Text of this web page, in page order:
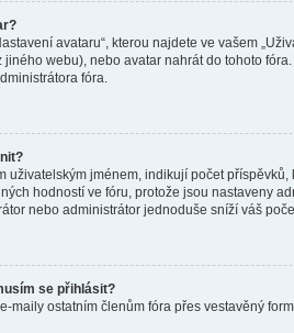
avataru“, kterou najdete ve vašem
webu), nebo avatar nahrát do tohoto
fóra.
uživatelským jménem, indikují počet
hodností ve fóru, protože jsou nastaveny
nebo administrátor jednoduše sníží váš
se přihlásit?
maily ostatním členům fóra přes vestavěný